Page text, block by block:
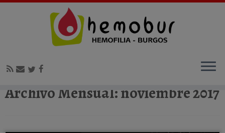
Inicio » 2017
Archivo Mensual:noviembre 2017